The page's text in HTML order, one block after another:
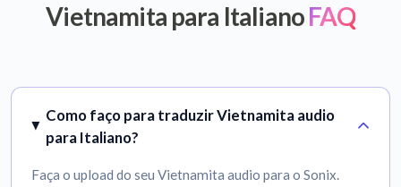
Vietnamita para ItalianoFAQ
Como faço para traduzir Vietnamita audio
para Italiano?
Faça o upload do seu Vietnamita audio para o Sonix.